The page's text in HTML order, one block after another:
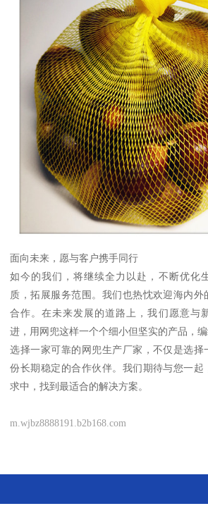
面向未来，愿与客户携手同行
如今的我们，将继续全力以赴，不断优化
质，拓展服务范围。我们也热忱欢迎海内外
合作。在未来发展的道路上，我们愿意与
进，用网兜这样一个个细小但坚实的产品，编
选择一家可靠的网兜生产厂家，不仅是选择
份长期稳定的合作伙伴。我们期待与您一起
求中，找到最适合的解决方案。
m.wjbz8888191.b2b168.com